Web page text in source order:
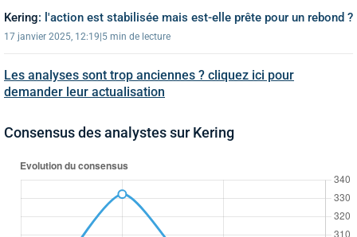
Kering: l'action est stabilisée mais est-elle prête pour un rebond ?
17 janvier 2025, 12:19 5 min de lecture
Les analyses sont trop anciennes ? cliquez ici pour
demander leur actualisation
Consensus des analystes sur Kering